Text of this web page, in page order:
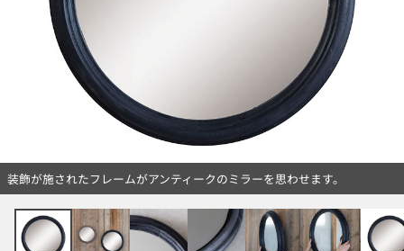
装飾が施されたフレームがアンティークのミラーを思わせます。